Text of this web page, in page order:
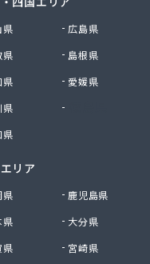
営業所
県
広島県
県
島根県
県
愛媛県
県
県
リア
県
鹿児島県
県
大分県
県
宮崎県